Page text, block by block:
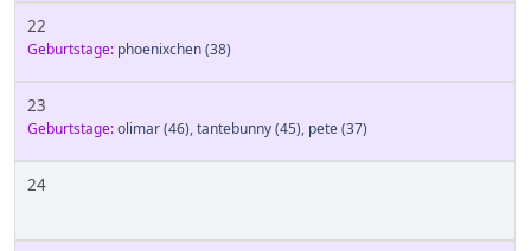
22
Geburtstage: phoenixchen(38)
23
Geburtstage:olimar(46),tantebunny(45), pete(37)
24